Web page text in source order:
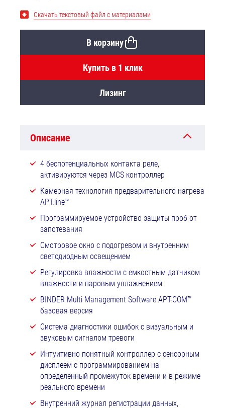
Скачать текстовый файл с материалами
В корзину
Купить в 1 клик
Лизинг
Описание
4 беспотенциальных контакта реле,
активируются через MCS контроллер
Камерная технология предварительного нагрева
APT.line™
Программируемое устройство защиты проб от
запотевания
Смотровое окно с подогревом и внутренним
светодиодным освещением
Регулировка влажности с емкостным датчиком
влажности и паровым увлажнением
BINDER Multi Management Software APT-COM™
базовая версия
Система диагностики ошибок с визуальным и
звуковым сигналом тревоги
Интуитивно понятный контроллер с сенсорным
дисплеем с программированием на
определенный промежуток времени и в режиме
реального времени
Внутренний журнал регистрации данных,